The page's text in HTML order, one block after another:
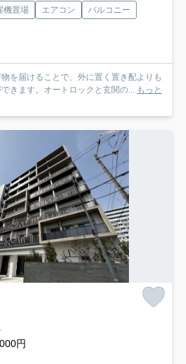
機置場 エアコン
バルコニー
を届けることで、外に置く置き配よりも
きます。オートロックと玄関の... もっと
円